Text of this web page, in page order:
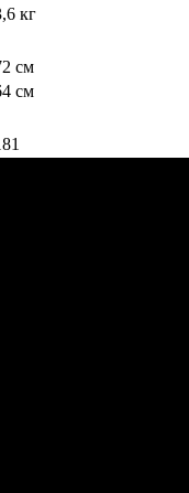
кг
см
см